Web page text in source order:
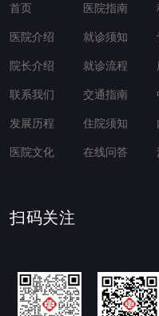
首页
医院介绍
院长介绍
联系我们
发展历程
医院文化
医院指南
就诊须知
就诊流程
交通指南
住院须知
在线问答
扫码关注